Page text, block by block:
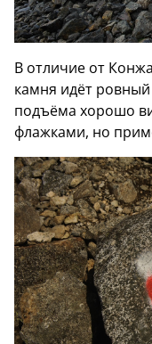
В отличие от
камня идёт
подъёма хорошо
флажками, но